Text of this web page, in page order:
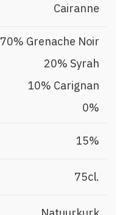
Cairanne
0%
10% Carignan
20% Syrah
70% Grenache Noir
15%
75cl.